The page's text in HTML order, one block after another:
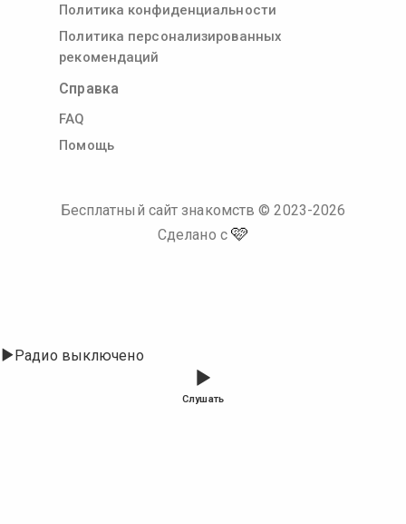
Политика конфиденциальности
Политика персонализированных
рекомендаций
Справка
FAQ
Помощь
Бесплатный сайт знакомств © 2023-2026
Сделано с 🩷
Радио выключено
Слушать